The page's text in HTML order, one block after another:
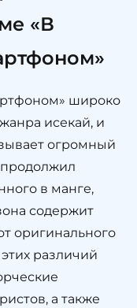
«В
широко
исекай, и
огромный
в манге,
содержит
оригинального
различий
а также